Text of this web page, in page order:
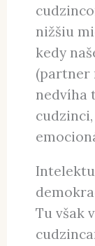
nižšiu
kedy
(partner
nedvíha
Tu však